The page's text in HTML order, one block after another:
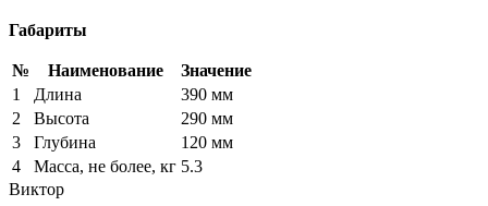
Габариты
№ Наименование
Значение
1
Длина
390 мм
2
Высота
290 мм
3
Глубина
120 мм
4
Масса, не более, кг 5.3
Виктор